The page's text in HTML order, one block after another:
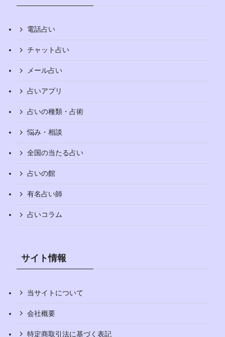
電話占い
チャット占い
メール占い
占いアプリ
占いの種類・占術
悩み・相談
全国の当たる占い
占いの館
有名占い師
占いコラム
サイト情報
当サイトについて
会社概要
特定商取引法に基づく表記